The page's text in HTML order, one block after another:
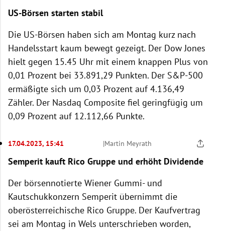
US-Börsen starten stabil
Die US-Börsen haben sich am Montag kurz nach
Handelsstart kaum bewegt gezeigt. Der Dow Jones
hielt gegen 15.45 Uhr mit einem knappen Plus von
0,01 Prozent bei 33.891,29 Punkten. Der S&P-500
ermäßigte sich um 0,03 Prozent auf 4.136,49
Zähler. Der Nasdaq Composite fiel geringfügig um
0,09 Prozent auf 12.112,66 Punkte.
17.04.2023, 15:41 |Martin Meyrath
Semperit kauft Rico Gruppe und erhöht Dividende
Der börsennotierte Wiener Gummi- und
Kautschukkonzern Semperit übernimmt die
oberösterreichische Rico Gruppe. Der Kaufvertrag
sei am Montag in Wels unterschrieben worden,